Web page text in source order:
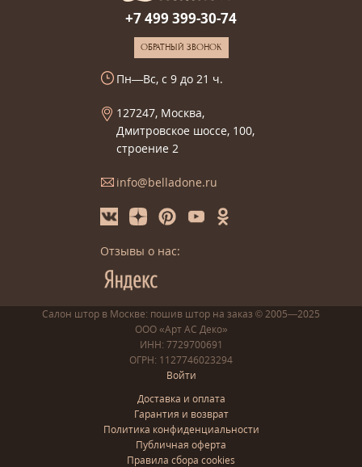
+7 499 399-30-74
ОБРАТНЫЙ ЗВОНОК
Пн—Вс, с 9 до 21 ч.
127247, Москва,
Дмитровское шоссе, 100,
строение 2
info@belladone.ru
Отзывы о нас:
Салон штор в Москве: пошив штор на заказ © 2005—2025
ООО «Арт АС Деко»
ИНН: 7729700691
ОГРН: 1127746023294
Войти
Доставка и оплата
Гарантия и возврат
Политика конфиденциальности
Публичная оферта
Правила сбора cookies